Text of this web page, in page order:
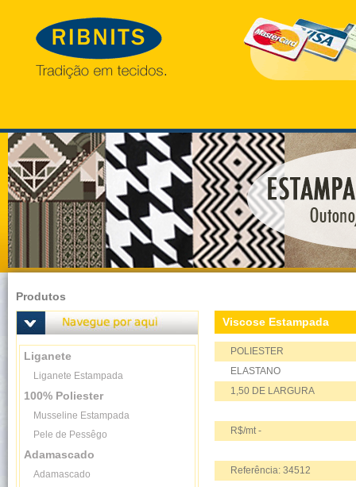
Produtos
Liganete
Liganete Estampada
100% Poliester
Musseline Estampada
Pele de Pessêgo
Adamascado
Adamascado
Viscose Estampada
POLIESTER
ELASTANO
1,50 DE LARGURA
R$/mt -
Referência: 34512